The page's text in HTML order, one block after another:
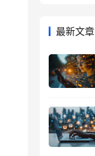
最新文章